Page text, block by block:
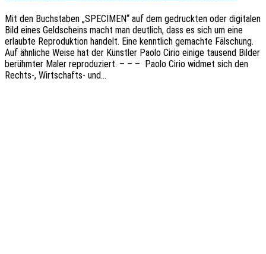
Mit den Buch­sta­ben „SPECIMEN“ auf dem gedruck­ten oder digi­ta­len
Bild eines Geld­scheins macht man deut­lich, dass es sich um eine
erlaub­te Repro­duk­ti­on handelt. Eine kennt­lich gemach­te Fälschung.
Auf ähnli­che Weise hat der Künst­ler Paolo Cirio einige tausend Bilder
berühm­ter Maler repro­du­ziert. – – – Paolo Cirio widmet sich den
Rechts‑, Wirt­­schafts- und…